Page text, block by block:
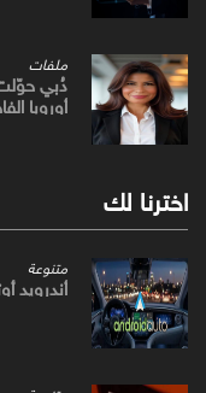
ملفات
أوروبا
اخترنا لك
متنوعة
أندرويد